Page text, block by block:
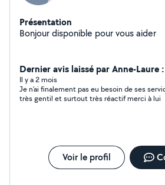
Présentation
Bonjour disponible pour vous aider
Dernier avis laissé par Anne-Laure
Il y a 2 mois
Je n’ai finalement pas eu besoin de ses
très gentil et surtout très réactif merci à lui
Voir le profil